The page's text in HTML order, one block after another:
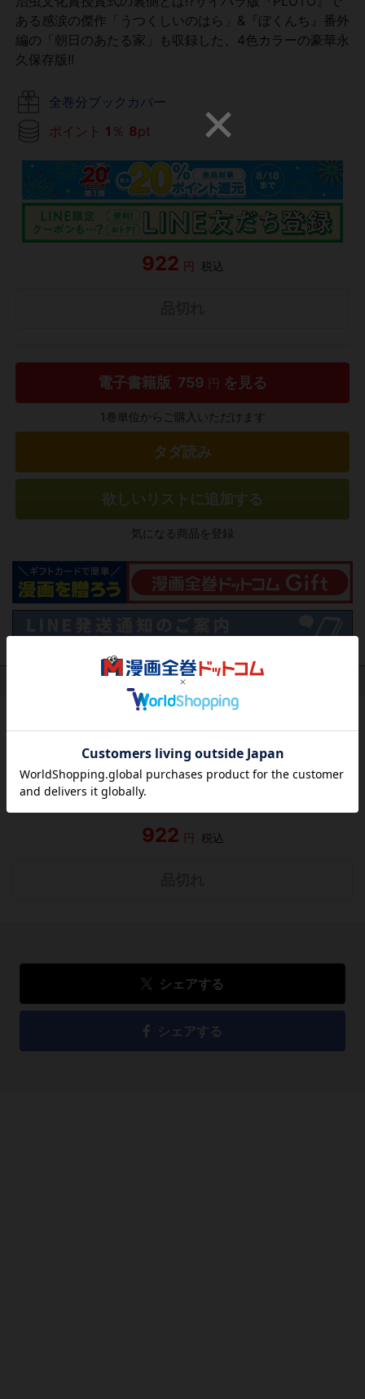
ある感涙の傑作「うつくしいのはら」&『ぼくんち』番外
編の「朝日のあたる家」も収録した、4色カラーの豪華永
久保存版!!
全巻分ブックカバー
ポイント 1 ％ 8pt
922 円 税込
電子書籍版 759 円 を見る
1巻単位からご購入いただけます
タダ読み
欲しいリストに追加する
気になる商品を登録
（関連商品を含む）
レビューを書く
922 円 税込
シェアする
シェアする